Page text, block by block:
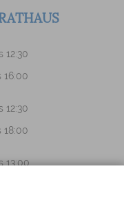
12:30
16:00
12:30
18:00
13:00